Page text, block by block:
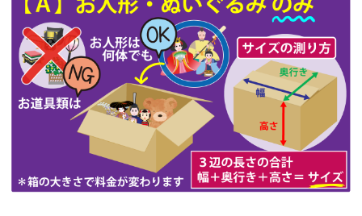
2026/06/20
雛人形をお道具も含め一式で引き取っ
てくださる...
第63回人形供養祭 令和5年8月1日(火)
第62回人形供養祭令和5年6月21日(水)
第61回人形供養祭 令和5年5月19日(金)
第60回人形供養祭令和5年3月28日(火)
第59回人形供養祭 令和5年2月10日(金)
第58回人形供養祭令和5年12月21日(水)